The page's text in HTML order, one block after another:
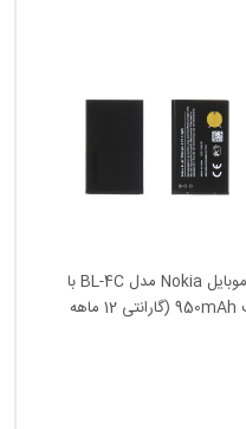
باتری موبایل Nokia مدل BL-4C با
ظرفیت 950mAh (گارانتی 12 ماهه